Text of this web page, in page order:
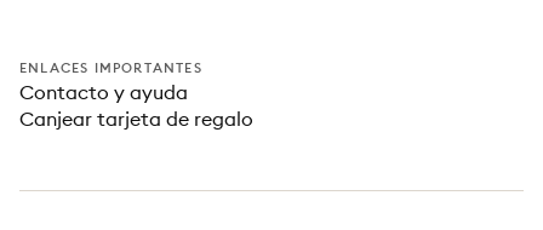
ENLACES IMPORTANTES
Contacto y ayuda
Canjear tarjeta de regalo